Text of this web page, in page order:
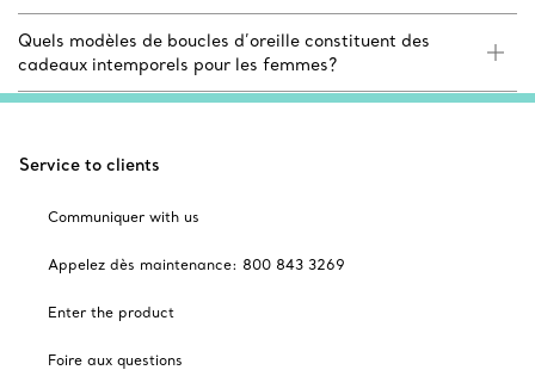
Quels modèles de boucles d’oreille constituent des
cadeaux intemporels pour les femmes?
Service to clients
Communiquer with us
Appelez dès maintenance: 800 843 3269
Enter the product
Foire aux questions